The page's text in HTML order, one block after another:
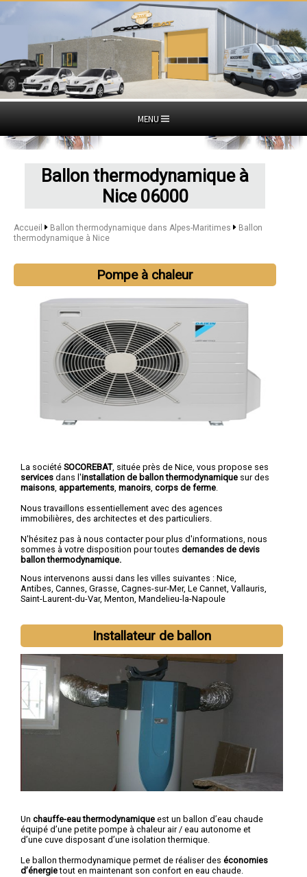
MENU
Ballon thermodynamique à
Nice 06000
Accueil Ballon thermodynamique dans Alpes-Maritimes
Ballon
thermodynamique à Nice
Pompe à chaleur
La société SOCOREBAT, située près de Nice, vous propose ses
services dans l'installation de ballon thermodynamique sur des
maisons appartements manoirs corps de ferme
Nous travaillons essentiellement avec des agences
immobilières, des architectes et des particuliers.
N'hésitez pas à nous contacter pour plus d'informations, nous
sommes à votre disposition pour toutes demandes de devis
ballon thermodynamique.
Nous intervenons aussi dans les villes suivantes : Nice,
Antibes, Cannes, Grasse, Cagnes-sur-Mer, Le Cannet, Vallauris,
Saint-Laurent-du-Var, Menton, Mandelieu-la-Napoule
Installateur de ballon
Un chauffe-eau thermodynamique est un ballon d’eau chaude
équipé d’une petite pompe à chaleur air / eau autonome et
d’une cuve disposant d’une isolation thermique.
Le ballon thermodynamique permet de réaliser des économies
d’énergietout en maintenant son confort en eau chaude.